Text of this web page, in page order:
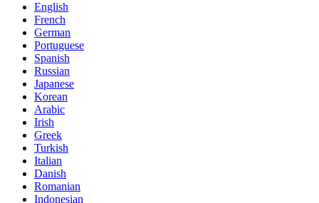
English
French
German
Portuguese
Spanish
Russian
Japanese
Korean
Arabic
Irish
Greek
Turkish
Italian
Danish
Romanian
Indonesian